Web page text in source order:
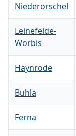
Niederorschel
Leinefelde-
Worbis
Haynrode
Buhla
Ferna